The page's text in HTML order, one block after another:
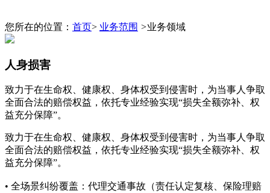
您所在的位置： 首页> 业务范围 >业务领域
人身损害
致力于在生命权、健康权、身体权受到侵害时，为当事人争取
全面合法的赔偿权益，依托专业经验实现“损失全额弥补、权
益充分保障”。
致力于在生命权、健康权、身体权受到侵害时，为当事人争取
全面合法的赔偿权益，依托专业经验实现“损失全额弥补、权
益充分保障”。
• 全场景纠纷覆盖：代理交通事故（责任认定复核、保险理赔